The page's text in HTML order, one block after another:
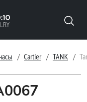
Cartier TANK